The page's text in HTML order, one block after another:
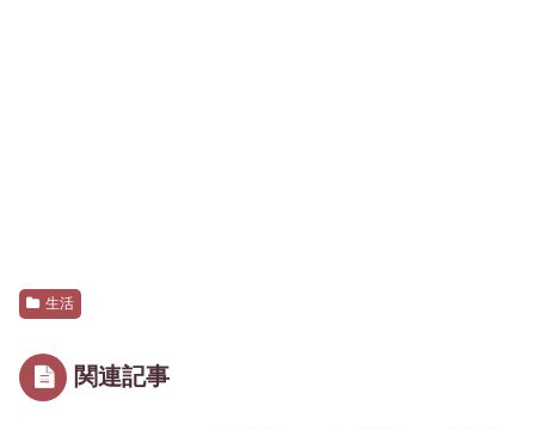
生活
関連記事